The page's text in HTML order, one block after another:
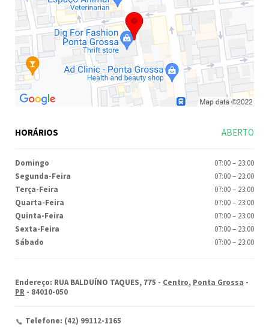
Endereço: RUA BALDUÍNO TAQUES, 775 - Centro, Ponta Grossa -
PR - 84010-050
Telefone: (42) 99112-1165
HORÁRIOS ABERTO
Domingo 07:00– 23:00
Segunda-Feira
07:00– 23:00
Terça-Feira
07:00– 23:00
Quarta-Feira
07:00– 23:00
Quinta-Feira
07:00– 23:00
Sexta-Feira
07:00– 23:00
Sábado
07:00– 23:00